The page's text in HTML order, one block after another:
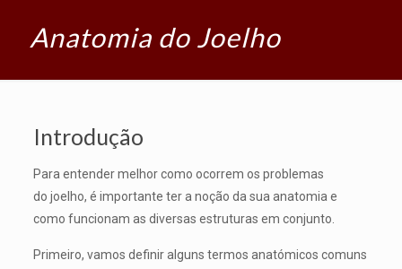
Anatomia do Joelho
Introdução
Para entender melhor como ocorrem os problemas
do joelho, é importante ter a noção da sua anatomia e
como funcionam as diversas estruturas em conjunto.
Primeiro, vamos definir alguns termos anatómicos comuns